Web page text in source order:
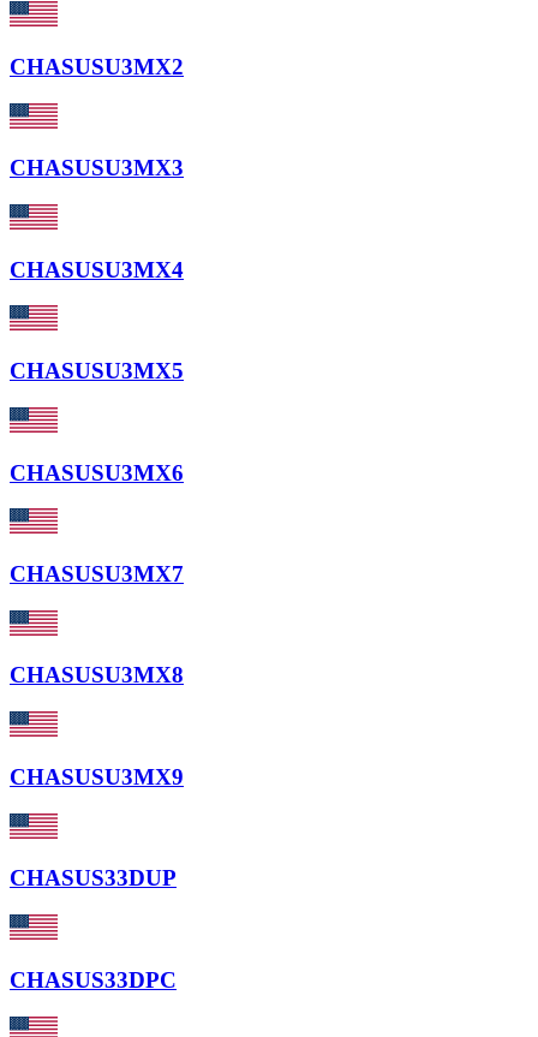
CHASUSU3MX2
CHASUSU3MX3
CHASUSU3MX4
CHASUSU3MX5
CHASUSU3MX6
CHASUSU3MX7
CHASUSU3MX8
CHASUSU3MX9
CHASUS33DUP
CHASUS33DPC